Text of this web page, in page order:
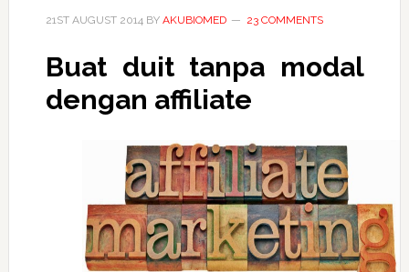
21ST AUGUST 2014 BY AKUBIOMED 23 COMMENTS
Buat duit tanpa modal
dengan affiliate